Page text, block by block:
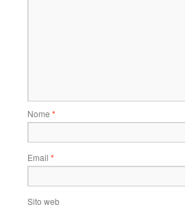
Nome *
Email *
Sito web